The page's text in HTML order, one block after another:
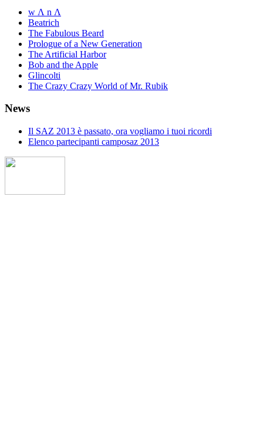
w Λ n Λ
Beatrich
The Fabulous Beard
Prologue of a New Generation
The Artificial Harbor
Bob and the Apple
Glincolti
The Crazy Crazy World of Mr. Rubik
News
Il SAZ 2013 è passato, ora vogliamo i tuoi ricordi
Elenco partecipanti camposaz 2013